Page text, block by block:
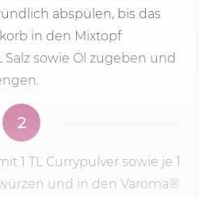
abspülen, bis das
in den Mixtopf
Salz sowie Öl zugeben und
2
1 TL Currypulver sowie je 1
und in den Varoma®